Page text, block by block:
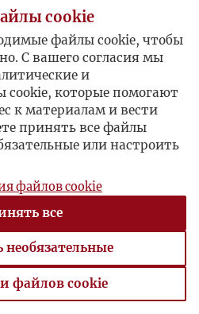
obejmującego jego
Gombrowicz
cookie
файлы cookie, чтобы
С вашего согласия мы
и
cookie, которые помогают
к материалам и вести
принять все файлы
или настроить
файлов cookie
все
файлов cookie